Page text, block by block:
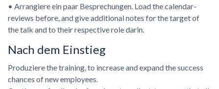
• Arrangiere ein paar Besprechungen. Load the calendar-
reviews before, and give additional notes for the target of
the talk and to their respective role darin.
Nach dem Einstieg
Produziere the training, to increase and expand the success
chances of new employees.